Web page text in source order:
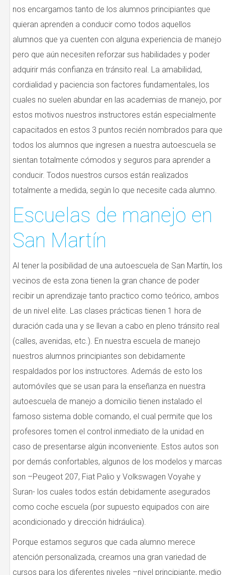
nos encargamos tanto de los alumnos principiantes que
quieran aprenden a conducir como todos aquellos
alumnos que ya cuenten con alguna experiencia de manejo
pero que aún necesiten reforzar sus habilidades y poder
adquirir más confianza en tránsito real. La amabilidad,
cordialidad y paciencia son factores fundamentales, los
cuales no suelen abundar en las academias de manejo, por
estos motivos nuestros instructores están especialmente
capacitados en estos 3 puntos recién nombrados para que
todos los alumnos que ingresen a nuestra autoescuela se
sientan totalmente cómodos y seguros para aprender a
conducir. Todos nuestros cursos están realizados
totalmente a medida, según lo que necesite cada alumno.
Escuelas de manejo en
San Martín
Al tener la posibilidad de una autoescuela de San Martín, los
vecinos de esta zona tienen la gran chance de poder
recibir un aprendizaje tanto practico como teórico, ambos
de un nivel elite. Las clases prácticas tienen 1 hora de
duración cada una y se llevan a cabo en pleno tránsito real
(calles, avenidas, etc.). En nuestra escuela de manejo
nuestros alumnos principiantes son debidamente
respaldados por los instructores. Además de esto los
automóviles que se usan para la enseñanza en nuestra
autoescuela de manejo a domicilio tienen instalado el
famoso sistema doble comando, el cual permite que los
profesores tomen el control inmediato de la unidad en
caso de presentarse algún inconveniente. Estos autos son
por demás confortables, algunos de los modelos y marcas
son –Peugeot 207, Fiat Palio y Volkswagen Voyahe y
Suran- los cuales todos están debidamente asegurados
como coche escuela (por supuesto equipados con aire
acondicionado y dirección hidráulica).
Porque estamos seguros que cada alumno merece
atención personalizada, creamos una gran variedad de
cursos para los diferentes niveles –nivel principiante, medio